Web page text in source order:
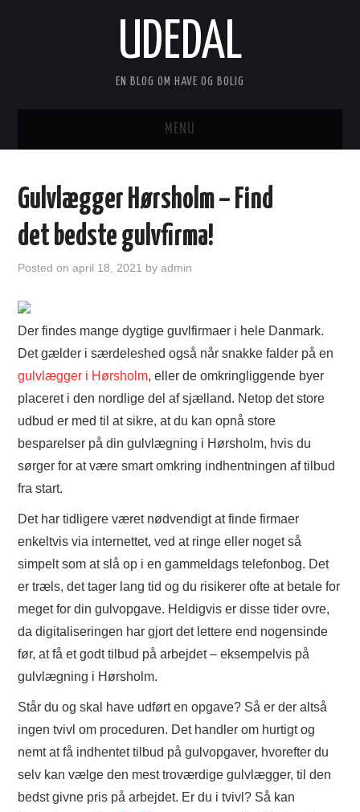
UDEDAL
EN BLOG OM HAVE OG BOLIG
MENU
ANNONCERING
Gulvlægger Hørsholm – Find
det bedste gulvfirma!
Posted onapril 18, 2021 byadmin
Der findes mange dygtige guvlfirmaer i hele Danmark.
Det gælder i særdeleshed også når snakke falder på en
gulvlægger i Hørsholm, eller de omkringliggende byer
placeret i den nordlige del af sjælland. Netop det store
udbud er med til at sikre, at du kan opnå store
besparelser på din gulvlægning i Hørsholm, hvis du
sørger for at være smart omkring indhentningen af tilbud
fra start.
Det har tidligere været nødvendigt at finde firmaer
enkeltvis via internettet, ved at ringe eller noget så
simpelt som at slå op i en gammeldags telefonbog. Det
er træls, det tager lang tid og du risikerer ofte at betale for
meget for din gulvopgave. Heldigvis er disse tider ovre,
da digitaliseringen har gjort det lettere end nogensinde
før, at få et godt tilbud på arbejdet – eksempelvis på
gulvlægning i Hørsholm.
Står du og skal have udført en opgave? Så er der altså
ingen tvivl om proceduren. Det handler om hurtigt og
nemt at få indhentet tilbud på gulvopgaver, hvorefter du
selv kan vælge den mest troværdige gulvlægger, til den
bedst givne pris på arbejdet. Er du i tvivl? Så kan